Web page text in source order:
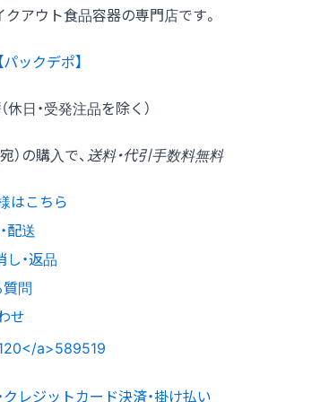
アウト食品容器の専門店です。
ックデポ】
（休日・受発注品を除く）
）の購入で、 送料・代引手数料無料
はこちら
配送
・返品
問
せ